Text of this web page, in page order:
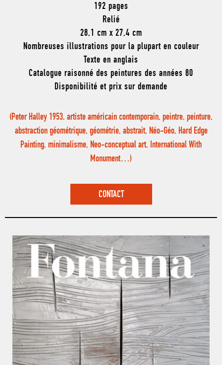
192 pages
Relié
28,1 cm x 27,4 cm
Nombreuses illustrations pour la plupart en couleur
Texte en anglais
Catalogue raisonné des peintures des années 80
Disponibilité et prix sur demande
(Peter Halley 1953, artiste américain contemporain, peintre, peinture,
abstraction géométrique, géométrie, abstrait, Néo-Géo, Hard Edge
Painting, minimalisme, Neo-conceptual art, International With
Monument…)
CONTACT